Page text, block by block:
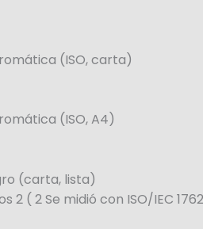
(ISO, carta)
(ISO, A4)
(carta, lista)
2 ( 2 Se midió con ISO/IEC